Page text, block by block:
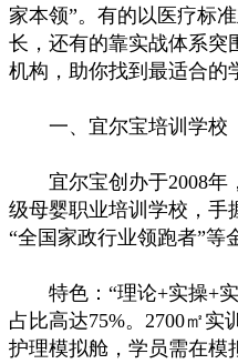
家本领”。有的以医疗标
长，还有的靠实战体系突
机构，助你找到最适合的
一、宜尔宝培训学校
宜尔宝创办于2008年
级母婴职业培训学校，手
“全国家政行业领跑者”等
特色：“理论+实操+实
占比高达75%。2700㎡
护理模拟舱，学员需在模